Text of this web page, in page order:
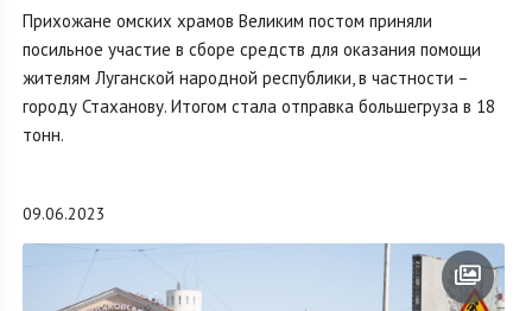
Прихожане омских храмов Великим постом приняли
посильное участие в сборе средств для оказания помощи
жителям Луганской народной республики, в частности –
городу Стаханову. Итогом стала отправка большегруза в 18
тонн.
09.06.2023